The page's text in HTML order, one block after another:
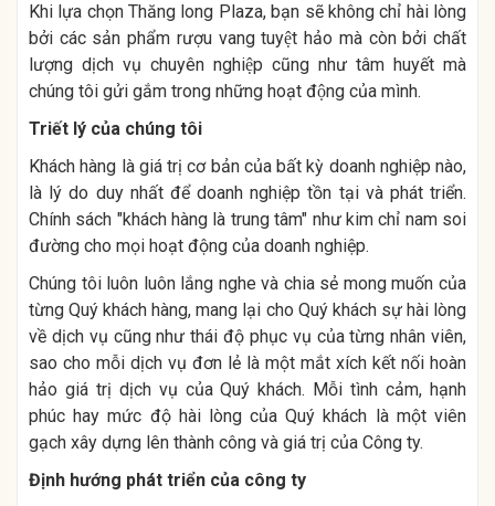
Khi lựa chọn Thăng long Plaza, bạn sẽ không chỉ hài lòng
bởi các sản phẩm rượu vang tuyệt hảo mà còn bởi chất
lượng dịch vụ chuyên nghiệp cũng như tâm huyết mà
chúng tôi gửi gắm trong những hoạt động của mình.
Triết lý của chúng tôi
Khách hàng là giá trị cơ bản của bất kỳ doanh nghiệp nào,
là lý do duy nhất để doanh nghiệp tồn tại và phát triển.
Chính sách "khách hàng là trung tâm" như kim chỉ nam soi
đường cho mọi hoạt động của doanh nghiệp.
Chúng tôi luôn luôn lắng nghe và chia sẻ mong muốn của
từng Quý khách hàng, mang lại cho Quý khách sự hài lòng
về dịch vụ cũng như thái độ phục vụ của từng nhân viên,
sao cho mỗi dịch vụ đơn lẻ là một mắt xích kết nối hoàn
hảo giá trị dịch vụ của Quý khách. Mỗi tình cảm, hạnh
phúc hay mức độ hài lòng của Quý khách là một viên
gạch xây dựng lên thành công và giá trị của Công ty.
Định hướng phát triển của công ty